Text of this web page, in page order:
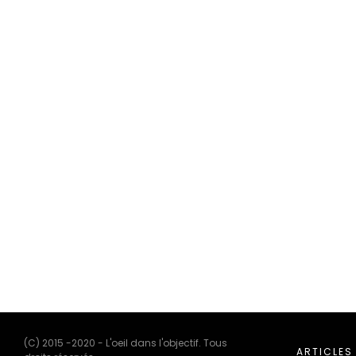
(C) 2015 -2020 - L'oeil dans l'objectif. Tous
ARTICLES